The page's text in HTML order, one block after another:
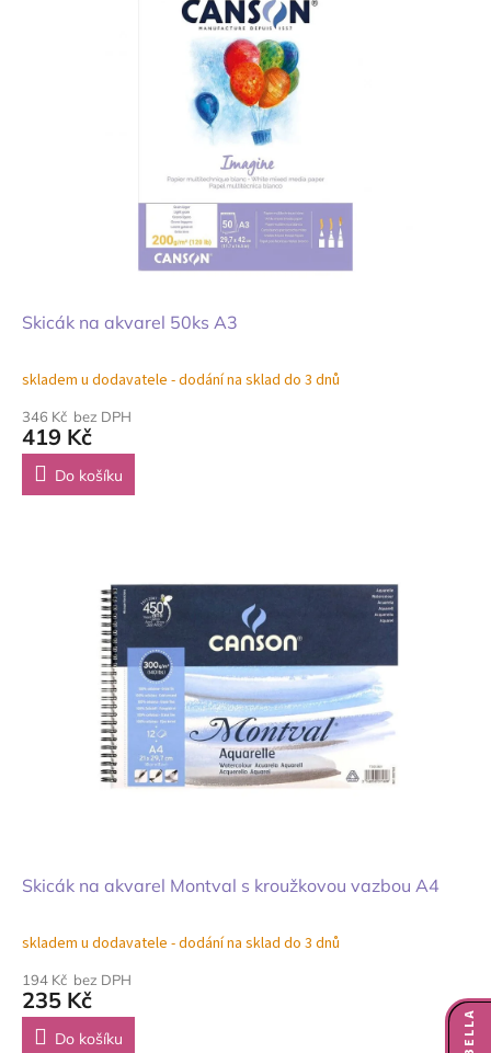
Skicák na akvarel 50ks A3
skladem u dodavatele - dodání na sklad do 3 dnů
346 Kč bez DPH
419 Kč
Do košíku
Skicák na akvarel Montval s kroužkovou vazbou A4
skladem u dodavatele - dodání na sklad do 3 dnů
194 Kč bez DPH
235 Kč
Do košíku